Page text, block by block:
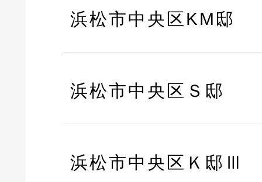
浜松市中央区KM邸
浜松市中央区Ｓ邸
浜松市中央区Ｋ邸Ⅲ